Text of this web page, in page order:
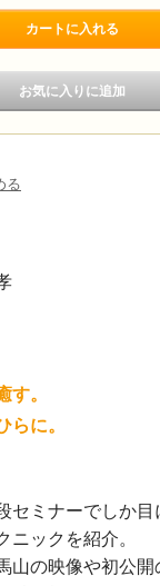
る
す。
らに。
セミナーでしか目
ニックを紹介。
山の映像や初公